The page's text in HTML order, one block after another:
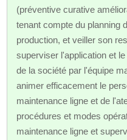
(préventive curative
tenant compte du planning
production, et veiller son
superviser l'application et
de la société par l'équipe
animer efficacement le
maintenance ligne et de
procédures et modes
maintenance ligne et